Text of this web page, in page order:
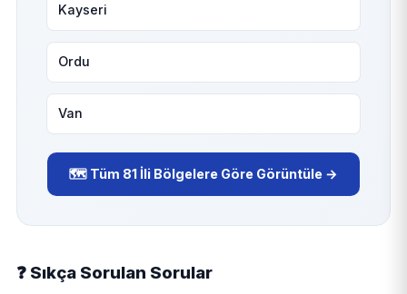
Kayseri
Ordu
Van
🗺️ Tüm 81 İli Bölgelere Göre Görüntüle →
❓ Sıkça Sorulan Sorular